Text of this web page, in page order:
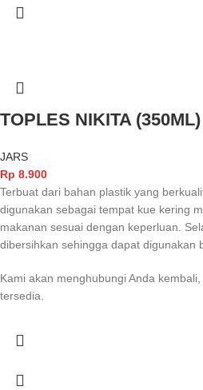
TOPLES NIKITA (350ML)
JARS
Rp 8.900
Terbuat dari bahan plastik yang
digunakan sebagai tempat kue kering
makanan sesuai dengan keperluan.
dibersihkan sehingga dapat digunakan
Kami akan menghubungi Anda
tersedia.